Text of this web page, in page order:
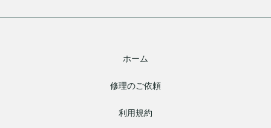
ホーム
修理のご依頼
利用規約